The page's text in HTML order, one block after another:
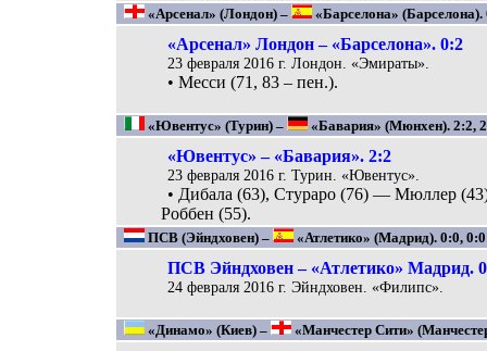
«Арсенал» (Лондон) – «Барселона» (Барселона).
«Арсенал» Лондон – «Барселона». 0:2
23 февраля 2016 г. Лондон. «Эмираты».
• Месси (71, 83 – пен.).
«Ювентус» (Турин) – «Бавария» (Мюнхен). 2:2,
«Ювентус» – «Бавария». 2:2
23 февраля 2016 г. Турин. «Ювентус».
• Дибала (63), Стураро (76) — Мюллер
Роббен (55).
ПСВ (Эйндховен) – «Атлетико» (Мадрид). 0:0,
ПСВ Эйндховен – «Атлетико» Мадрид.
24 февраля 2016 г. Эйндховен. «Филипс».
«Динамо» (Киев) – «Манчестер Сити»